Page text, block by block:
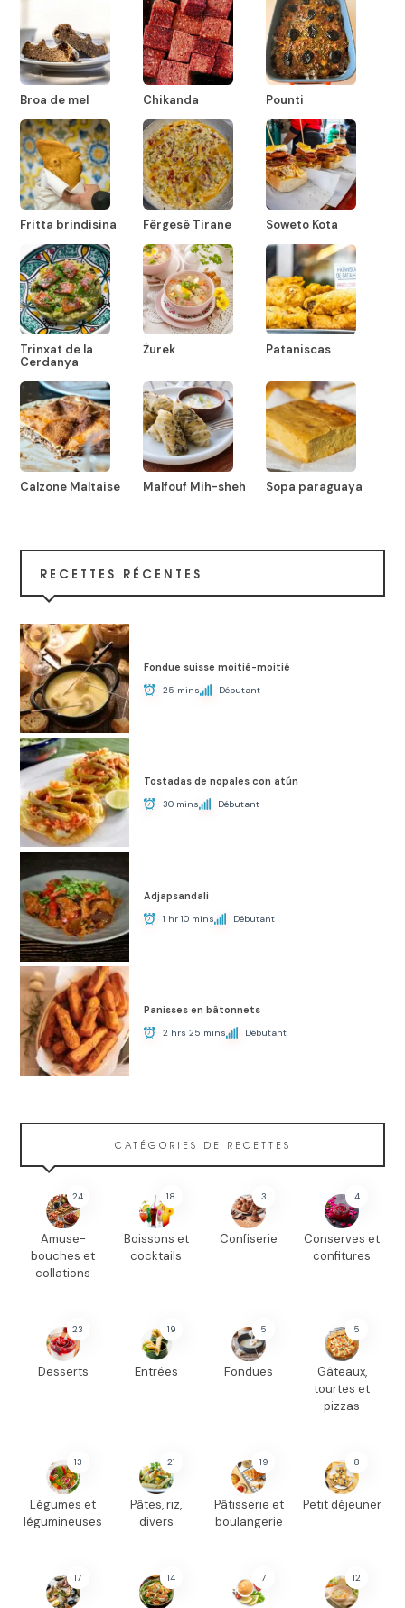
Broa de mel Chikanda Pounti
Fritta brindisina Fërgesë Tirane Soweto Kota
Trinxat de la
Cerdanya
Żurek Pataniscas
Calzone Maltaise Malfouf Mih-sheh Sopa paraguaya
RECETTES RÉCENTES
Fondue suisse moitié-moitié
25 mins Débutant
Tostadas de nopales con atún
30 mins Débutant
Adjapsandali
1 hr 10 mins Débutant
Panisses en bâtonnets
2 hrs 25 mins Débutant
CATÉGORIES DE RECETTES
24
Amuse-
bouches et
collations
18
Boissons et
cocktails
3
Confiserie
4
Conserves et
confitures
23
Desserts
19
Entrées
5
Fondues
5
Gâteaux,
tourtes et
pizzas
13
Légumes et
légumineuses
21
Pâtes, riz,
divers
19
Pâtisserie et
boulangerie
8
Petit déjeuner
17 14 7 12